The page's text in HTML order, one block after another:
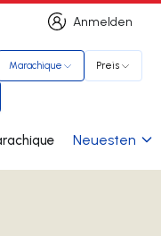
Anmelden
Anmelden
Marachique Preis
kaufen in Marachique Neuesten